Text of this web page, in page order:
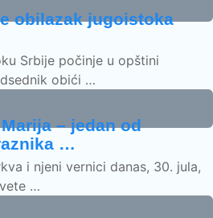
obilazak jugoistoka
Srbije počinje u opštini
obići …
– jedan od
…
i njeni vernici danas, 30. jula,
…